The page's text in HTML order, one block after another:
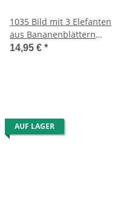
1035 Bild mit 3 Elefanten
aus Bananenblättern
handgefertigt 20 x 40 cm
14,95 € *
AUF LAGER